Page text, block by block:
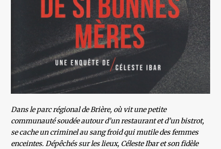
Dans le parc régional de Brière, où vit une petite
communauté soudée autour d’un restaurant et d’un bistrot,
se cache un criminel au sang froid qui mutile des femmes
enceintes. Dépêchés sur les lieux, Céleste Ibar et son fidèle